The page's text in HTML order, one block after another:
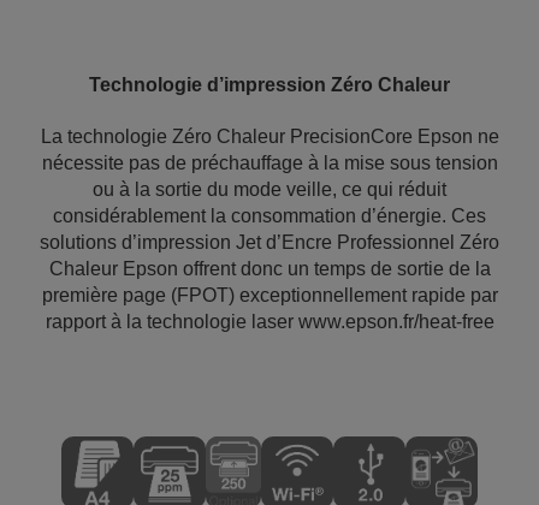
Technologie d’impression Zéro Chaleur
La technologie Zéro Chaleur PrecisionCore Epson ne
nécessite pas de préchauffage à la mise sous tension
ou à la sortie du mode veille, ce qui réduit
considérablement la consommation d’énergie. Ces
solutions d’impression Jet d’Encre Professionnel Zéro
Chaleur Epson offrent donc un temps de sortie de la
première page (FPOT) exceptionnellement rapide par
rapport à la technologie laser www.epson.fr/heat-free